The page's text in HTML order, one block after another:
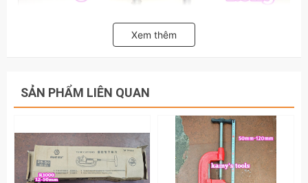
Xem thêm
SẢN PHẨM LIÊN QUAN